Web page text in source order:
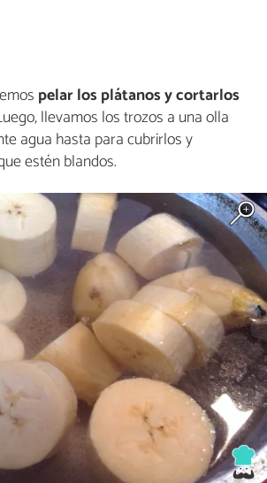
pelar los plátanosy cortarlos
llevamos los trozos a una olla
agua hasta para cubrirlos y
estén blandos.